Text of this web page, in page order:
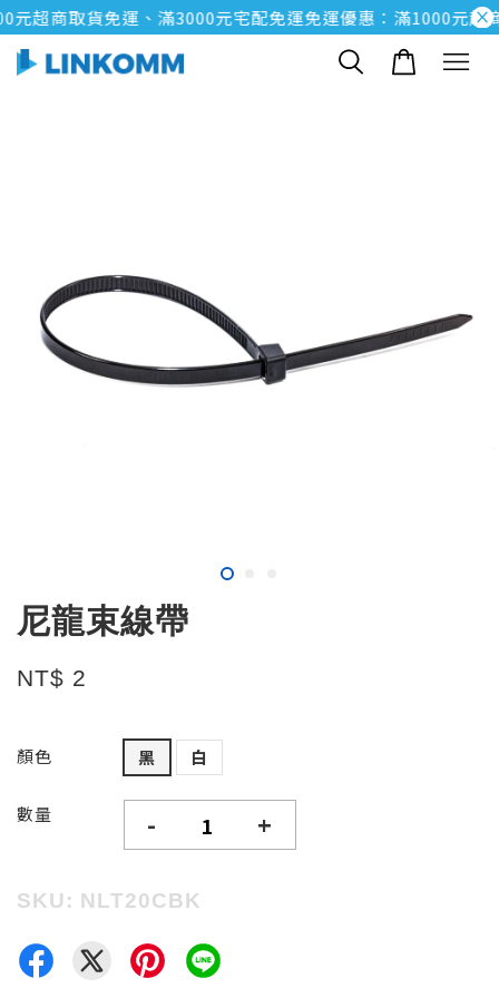
超商取貨免運、滿3000元宅配免運免運優惠：滿1000元超
尼龍束線帶
NT$ 2
顏色 黑 白
數量 - +
SKU: NLT20CBK